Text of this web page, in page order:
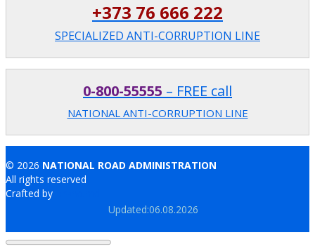
+373 76 666 222
SPECIALIZED ANTI-CORRUPTION LINE
0-800-55555 – FREE call
NATIONAL ANTI-CORRUPTION LINE
© 2026 NATIONAL ROAD ADMINISTRATION
All rights reserved
Crafted by
Updated:06.08.2026